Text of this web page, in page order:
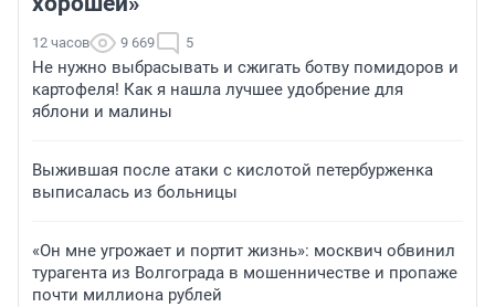
12 часов 9 669 5
Не нужно выбрасывать и сжигать ботву помидоров и
картофеля! Как я нашла лучшее удобрение для
яблони и малины
Выжившая после атаки с кислотой петербурженка
выписалась из больницы
«Он мне угрожает и портит жизнь»: москвич обвинил
турагента из Волгограда в мошенничестве и пропаже
почти миллиона рублей